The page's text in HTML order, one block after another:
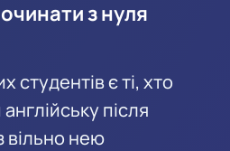
з нуля
студентів є ті, хто
після
вільно нею